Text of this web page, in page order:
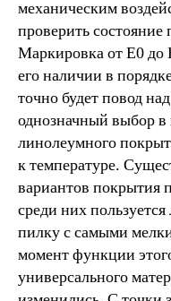
механическим
проверить состояние
Маркировка от Е0
его наличии в
точно будет повод
однозначный выбор в
линолеумного
к температуре.
вариантов покрытия
среди них
пилку с самыми
момент функции
универсального